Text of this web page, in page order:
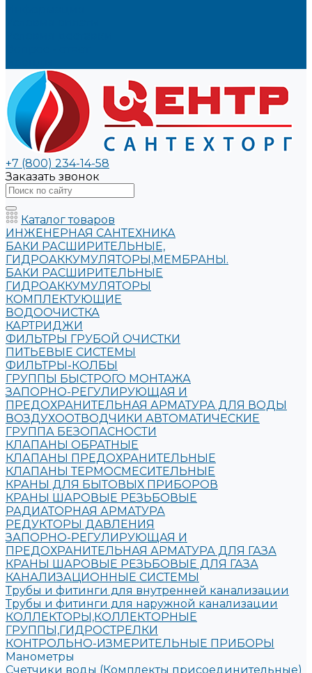
+7 (800) 234-14-58
Заказать звонок
Каталог товаров
ИНЖЕНЕРНАЯ САНТЕХНИКА
БАКИ РАСШИРИТЕЛЬНЫЕ,
ГИДРОАККУМУЛЯТОРЫ,МЕМБРАНЫ.
БАКИ РАСШИРИТЕЛЬНЫЕ
ГИДРОАККУМУЛЯТОРЫ
КОМПЛЕКТУЮЩИЕ
ВОДООЧИСТКА
КАРТРИДЖИ
ФИЛЬТРЫ ГРУБОЙ ОЧИСТКИ
ПИТЬЕВЫЕ СИСТЕМЫ
ФИЛЬТРЫ-КОЛБЫ
ГРУППЫ БЫСТРОГО МОНТАЖА
ЗАПОРНО-РЕГУЛИРУЮЩАЯ И
ПРЕДОХРАНИТЕЛЬНАЯ АРМАТУРА ДЛЯ ВОДЫ
ВОЗДУХООТВОДЧИКИ АВТОМАТИЧЕСКИЕ
ГРУППА БЕЗОПАСНОСТИ
КЛАПАНЫ ОБРАТНЫЕ
КЛАПАНЫ ПРЕДОХРАНИТЕЛЬНЫЕ
КЛАПАНЫ ТЕРМОСМЕСИТЕЛЬНЫЕ
КРАНЫ ДЛЯ БЫТОВЫХ ПРИБОРОВ
КРАНЫ ШАРОВЫЕ РЕЗЬБОВЫЕ
РАДИАТОРНАЯ АРМАТУРА
РЕДУКТОРЫ ДАВЛЕНИЯ
ЗАПОРНО-РЕГУЛИРУЮЩАЯ И
ПРЕДОХРАНИТЕЛЬНАЯ АРМАТУРА ДЛЯ ГАЗА
КРАНЫ ШАРОВЫЕ РЕЗЬБОВЫЕ ДЛЯ ГАЗА
КАНАЛИЗАЦИОННЫЕ СИСТЕМЫ
Трубы и фитинги для внутренней канализации
Трубы и фитинги для наружной канализации
КОЛЛЕКТОРЫ,КОЛЛЕКТОРНЫЕ
ГРУППЫ,ГИДРОСТРЕЛКИ
КОНТРОЛЬНО-ИЗМЕРИТЕЛЬНЫЕ ПРИБОРЫ
Манометры
Счетчики воды (Комплекты присоединительные)